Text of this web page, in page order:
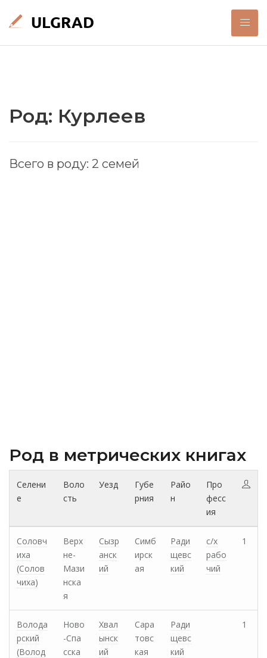
Род: Курлеев
Всего в роду: 2 семей
Род в метрических книгах
Селени
е
Воло
сть
Уезд
Губе
рния
Райо
н
Про
фесс
ия
Соловч
иха
(Солов
чиха)
Верх
не-
Мази
нска
я
Сызр
анск
ий
Симб
ирск
ая
Ради
щевс
кий
с/х
рабо
чий
1
Волода
рский
(Волод
Ново
-Спа
сска
Хвал
ынск
ий
Сара
товс
кая
Ради
щевс
кий
1